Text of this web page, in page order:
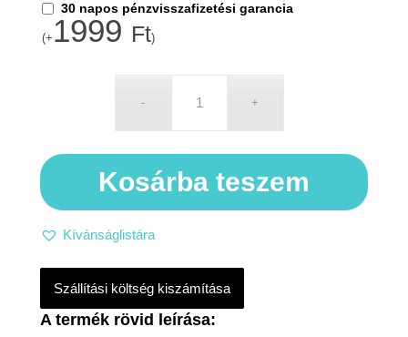
30 napos pénzvisszafizetési garancia
(+ 1999 Ft)
Kosárba teszem
Kívánságlistára
Szállítási költség kiszámítása